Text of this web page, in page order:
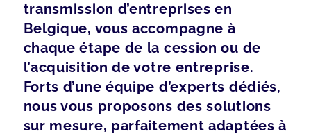
transmission d’entreprises en
Belgique, vous accompagne à
chaque étape de la cession ou de
l’acquisition de votre entreprise.
Forts d’une équipe d’experts dédiés,
nous vous proposons des solutions
sur mesure, parfaitement adaptées à